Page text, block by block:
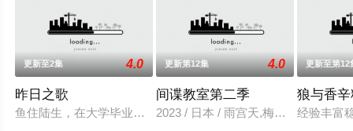
更新至2集 4.0
昨日之歌
鱼住陆生，在大学毕业後没有继续升学或找正式的工作，就开
更新第12集 4.0
间谍教室第二季
2023 / 日本 / 雨宫天,梅原裕一郎,伊
更新至第12
狼与香
经验丰富